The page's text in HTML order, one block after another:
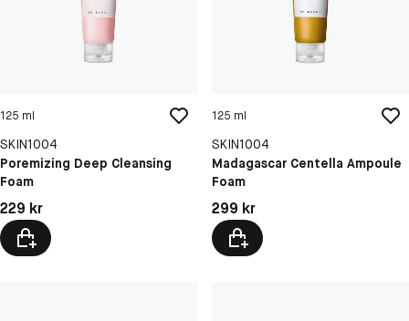
125 ml
SKIN1004
Poremizing Deep Cleansing
Foam
Pris: 229 kr
229 kr
125 ml
SKIN1004
Madagascar Centella Ampoule
Foam
Pris: 299 kr
299 kr